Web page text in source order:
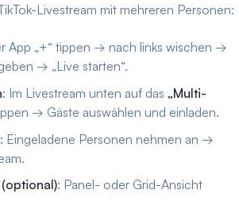
Livestream mit mehreren Personen:
App „+“ tippen → nach links wischen →
→ „Live starten“.
: Im Livestream unten auf das „Multi-
→ Gäste auswählen und einladen.
: Eingeladene Personen nehmen an →
: Panel- oder Grid-Ansicht